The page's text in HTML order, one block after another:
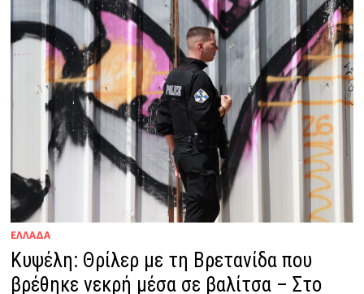
ΕΛΛΑΔΑ
Κυψέλη: Θρίλερ με τη Βρετανίδα που
βρέθηκε νεκρή μέσα σε βαλίτσα – Στο